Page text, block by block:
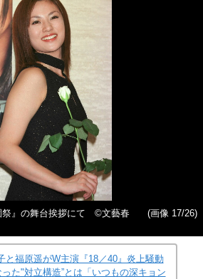
祭』の舞台挨拶にて ©文藝春
(画像 17/26)
と福原遥がW主演『18／40』炎上騒動
た"対立構造”とは「いつもの深キョン